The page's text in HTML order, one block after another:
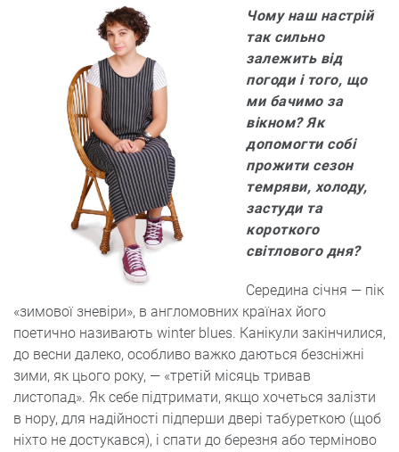
Чому наш настрій
так сильно
залежить від
погоди і того, що
ми бачимо за
вікном? Як
допомогти собі
прожити сезон
темряви, холоду,
застуди та
короткого
світлового дня?
Середина січня — пік
«зимової зневіри», в англомовних країнах його
поетично називають winter blues. Канікули закінчилися,
до весни далеко, особливо важко даються безсніжні
зими, як цього року, — «третій місяць тривав
листопад». Як себе підтримати, якщо хочеться залізти
в нору, для надійності підперши двері табуреткою (щоб
ніхто не достукався), і спати до березня або терміново